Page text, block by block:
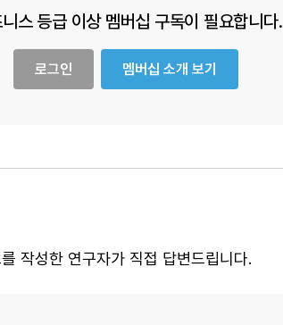
니스 등급 이상 멤버십 구독이 필요합니다.
로그인 멤버십 소개 보기
작성한 연구자가 직접 답변드립니다.